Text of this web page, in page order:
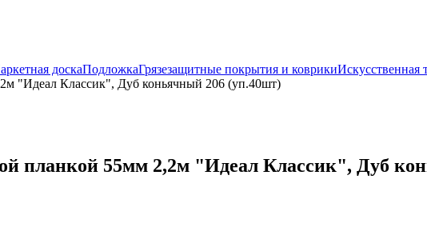
доскаПодложкаГрязезащитные покрытия и коврикиИскусственная
"Идеал Классик", Дуб коньячный 206 (уп.40шт)
планкой 55мм 2,2м "Идеал Классик", Дуб